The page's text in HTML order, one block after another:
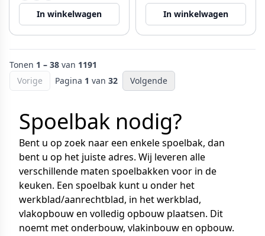
In winkelwagen In winkelwagen
Tonen 1 – 38 van 1191
Vorige
Pagina 1 van 32 Volgende
Spoelbak nodig?
Bent u op zoek naar een enkele spoelbak, dan
bent u op het juiste adres. Wij leveren alle
verschillende maten spoelbakken voor in de
keuken. Een spoelbak kunt u onder het
werkblad/aanrechtblad, in het werkblad,
vlakopbouw en volledig opbouw plaatsen. Dit
noemt met onderbouw, vlakinbouw en opbouw.